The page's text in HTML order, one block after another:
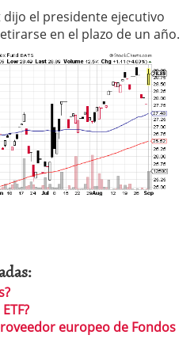
el presidente ejecutivo
en el plazo de un año.
europeo de Fondos